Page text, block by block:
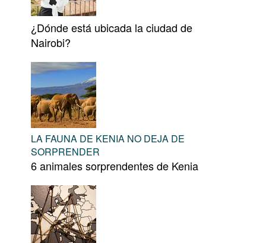
¿Dónde está ubicada la ciudad de
Nairobi?
LA FAUNA DE KENIA NO DEJA DE
SORPRENDER
6 animales sorprendentes de Kenia